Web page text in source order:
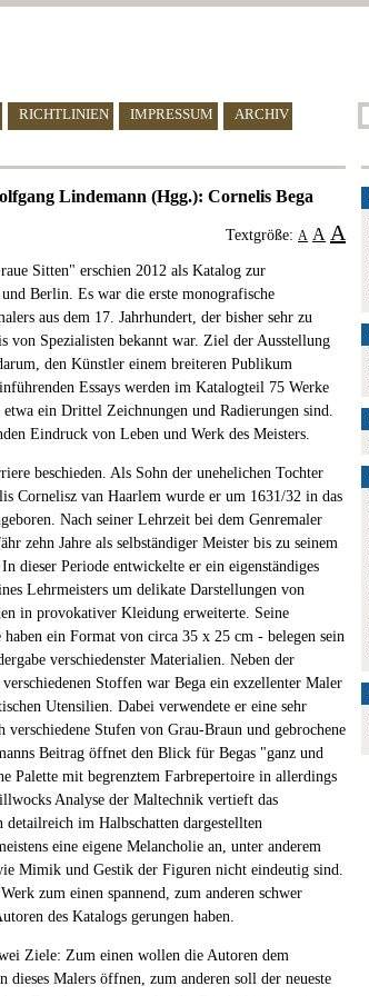
RICHTLINIEN IMPRESSUM ARCHIV
Lindemann (Hgg.): Cornelis Bega
Textgröße: A A A
Sitten" erschien 2012 als Katalog zur
Berlin. Es war die erste monografische
aus dem 17. Jahrhundert, der bisher sehr zu
von Spezialisten bekannt war. Ziel der Ausstellung
den Künstler einem breiteren Publikum
Essays werden im Katalogteil 75 Werke
ein Drittel Zeichnungen und Radierungen sind.
Eindruck von Leben und Werk des Meisters.
beschieden. Als Sohn der unehelichen Tochter
Cornelisz van Haarlem wurde er um 1631/32 in das
Nach seiner Lehrzeit bei dem Genremaler
zehn Jahre als selbständiger Meister bis zu seinem
dieser Periode entwickelte er ein eigenständiges
Lehrmeisters um delikate Darstellungen von
in provokativer Kleidung erweiterte. Seine
ein Format von circa 35 x 25 cm - belegen sein
verschiedenster Materialien. Neben der
Stoffen war Bega ein exzellenter Maler
Utensilien. Dabei verwendete er eine sehr
verschiedene Stufen von Grau-Braun und gebrochene
Beitrag öffnet den Blick für Begas "ganz und
Palette mit begrenztem Farbrepertoire in allerdings
Analyse der Maltechnik vertieft das
im Halbschatten dargestellten
eine eigene Melancholie an, unter anderem
Mimik und Gestik der Figuren nicht eindeutig sind.
zum einen spannend, zum anderen schwer
des Katalogs gerungen haben.
Ziele: Zum einen wollen die Autoren dem
Malers öffnen, zum anderen soll der neueste